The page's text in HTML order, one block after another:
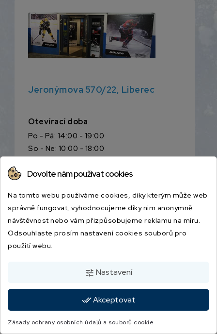
Jeronýmova 570/22, Liberec
Otevírací doba
Po - Pá: 14:00 - 19:00
So - Ne: 10:00 - 18:00
Kontakt
map Ukázat na mapě
739 428 367
Dovolte nám používat cookies
Na tomto webu používáme cookies, díky kterým může web
správně fungovat, vyhodnocujeme díky nim anonymně
návštěvnost nebo vám přizpůsobujeme reklamu na míru.
Odsouhlaste prosím nastavení cookies souborů pro
použití webu.
tune Nastavení
done_allAkceptovat
Zásady ochrany osobních údajů a souborů cookie